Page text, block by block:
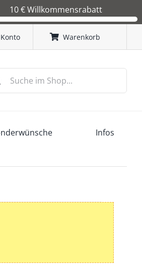
10 € Willkommensrabatt
bei Ihrer Erstbestellung einen 10 €
Gutschein. Code: TombolaLos2026
Warenkorb
Infos